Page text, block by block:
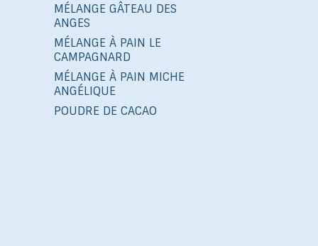
MÉLANGE GÂTEAU DES
ANGES
MÉLANGE À PAIN LE
CAMPAGNARD
MÉLANGE À PAIN MICHE
ANGÉLIQUE
POUDRE DE CACAO